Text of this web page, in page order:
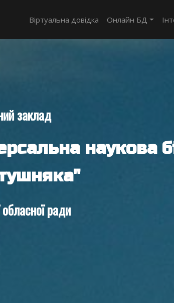
Віртуальна довідка Онлайн БД
заклад
наукова
ради